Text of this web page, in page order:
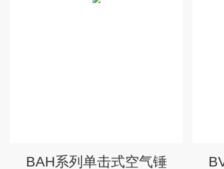
BAH系列单击式空气锤